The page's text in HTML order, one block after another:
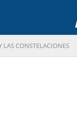
LAS CONSTELACIONES